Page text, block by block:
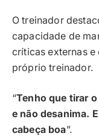
O treinador
capacidade de
críticas externas
próprio treinador.
“Tenho que tirar
e não desanima.
cabeça boa”.